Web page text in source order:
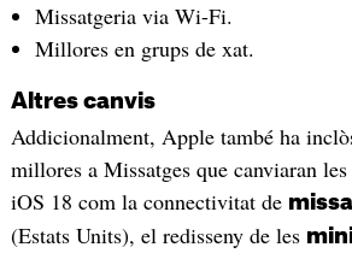
Missatgeria via Wi-Fi.
Millores en grups de xat.
Altres canvis
Addicionalment, Apple també ha
millores a Missatges que canviaran
iOS 18 com la connectivitat de
(Estats Units), el redisseny de les